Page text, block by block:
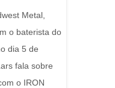
Metal,
o baterista do
dia 5 de
fala sobre
o IRON